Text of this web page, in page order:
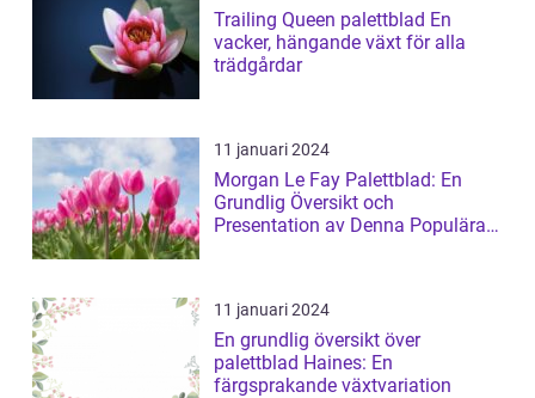
Trailing Queen palettblad En
vacker, hängande växt för alla
trädgårdar
11 januari 2024
Morgan Le Fay Palettblad: En
Grundlig Översikt och
Presentation av Denna Populära
11 januari 2024
En grundlig översikt över
palettblad Haines: En
färgsprakande växtvariation